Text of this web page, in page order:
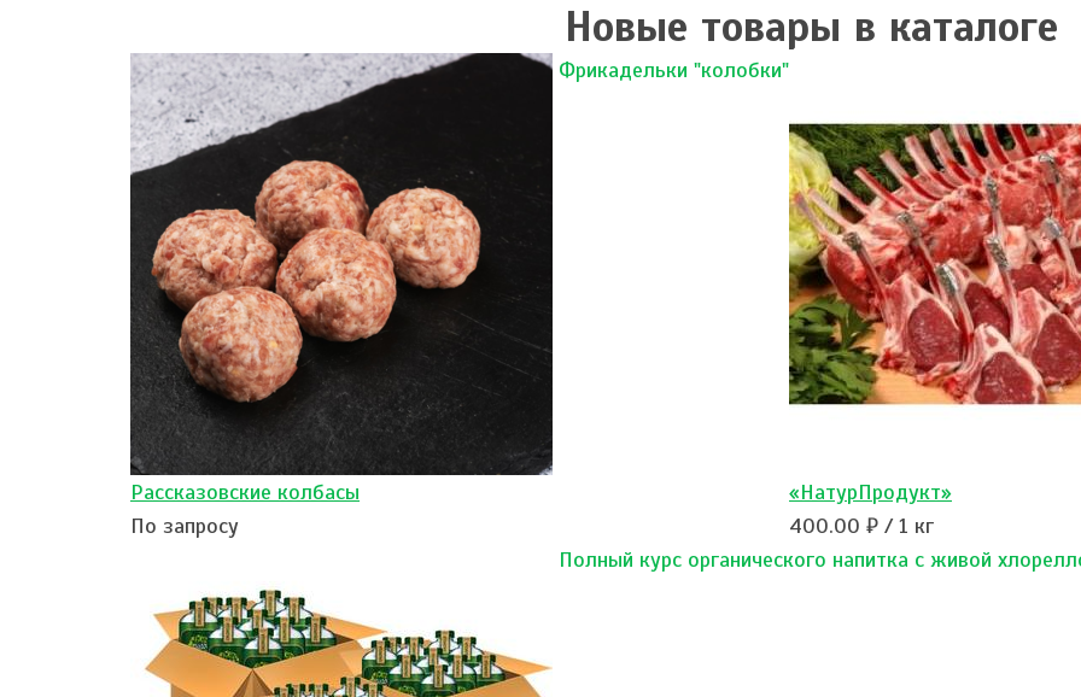
Новые товары в каталоге
Фрикадельки "колобки"
Рассказовские колбасы
По запросу
«НатурПродукт»
400.00 ₽ / 1 кг
Полный курс органического напитка с живой